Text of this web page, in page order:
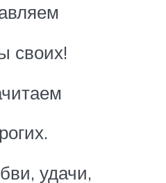
своих!
удачи,